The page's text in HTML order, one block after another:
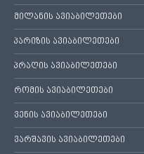
მილანის ავიაბილეთები
პარიზის ავიაბილეთები
პრაღის ავიაბილეთები
რომის ავიაბილეთები
ვენის ავიაბილეთები
ვარშავის ავიაბილეთები